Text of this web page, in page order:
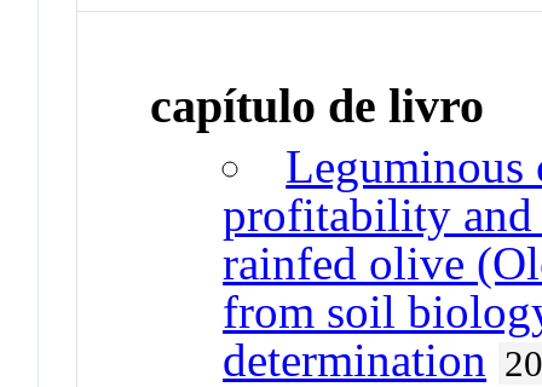
capítulo de livro
Leguminous
profitability
rainfed olive
from soil
determination